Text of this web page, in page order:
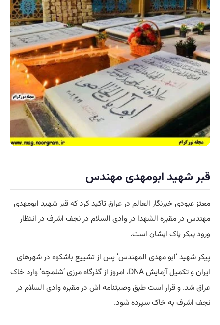
قبر شهید ابومهدی مهندس
معتز عبودی خبرنگار العالم در عراق تاکید کرد که قبر شهید ابومهدی
مهندس در مقبره الشهدا در وادی السلام در نجف اشرف در انتظار
ورود پیکر پاک ایشان است.
پیکر شهید ‘ابو مهدی المهندس’ پس از تشییع باشکوه در شهرهای
ایران و تکمیل آزمایش DNA، امروز از گذرگاه مرزی ‘شلمچه’ وارد خاک
عراق شد. و قرار است طبق وصیتنامه اش در مقبره وادی السلام در
نجف اشرف به خاک سپرده شود.